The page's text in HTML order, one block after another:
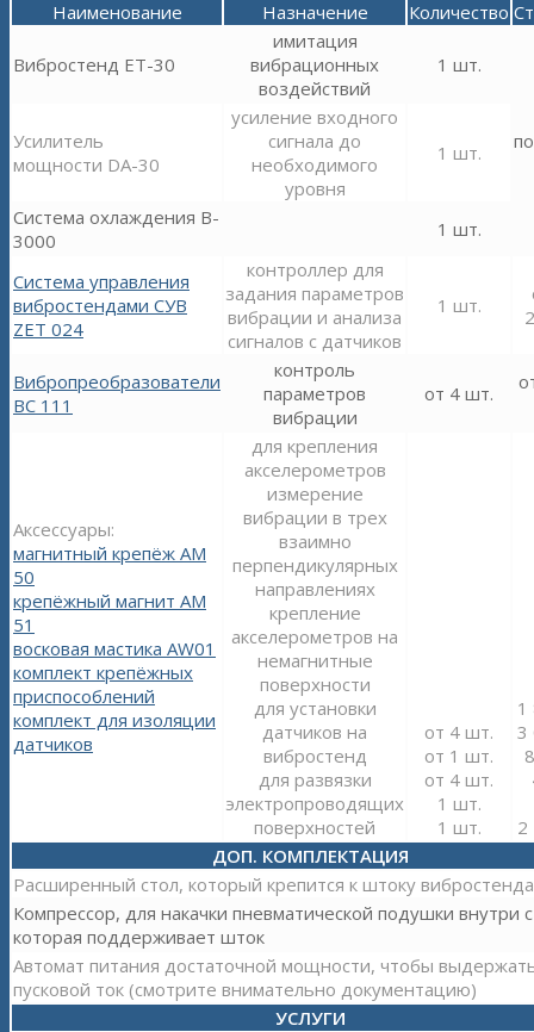
Наименование Назначение Количество
Вибростенд ET-30
имитация
вибрационных
воздействий
1 шт.
Усилитель
мощности DA-30
усиление входного
сигнала до
необходимого
уровня
1 шт.
Система охлаждения B-
3000
1 шт.
Система управления
вибростендами СУВ
ZET 024
контроллер для
задания параметров
вибрации и анализа
сигналов с датчиков
1 шт.
Вибропреобразователи
ВС 111
контроль
параметров
вибрации
от 4 шт.
Аксессуары:
магнитный крепёж АМ
50
крепёжный магнит АМ
51
восковая мастика AW01
комплект крепёжных
приспособлений
комплект для изоляции
датчиков
для крепления
акселерометров
измерение
вибрации в трех
взаимно
перпендикулярных
направлениях
крепление
акселерометров на
немагнитные
поверхности
для установки
датчиков на
вибростенд
для развязки
электропроводящих
поверхностей
от 4 шт.
от 1 шт.
от 4 шт.
1 шт.
1 шт.
1
3
2
ДОП. КОМПЛЕКТАЦИЯ
Расширенный стол, который крепится к штоку вибростенда
Компрессор, для накачки пневматической подушки внутри
которая поддерживает шток
Автомат питания достаточной мощности, чтобы
пусковой ток (смотрите внимательно документацию)
УСЛУГИ